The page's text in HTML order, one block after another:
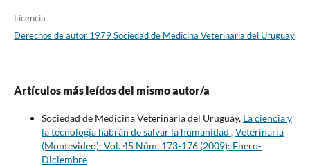
Licencia
Derechos de autor 1979 Sociedad de Medicina Veterinaria del Uruguay
Artículos más leídos del mismo autor/a
Sociedad de Medicina Veterinaria del Uruguay, La ciencia y
la tecnología habrán de salvar la humanidad ,Veterinaria
(Montevideo): Vol. 45 Núm. 173-176 (2009): Enero-
Diciembre